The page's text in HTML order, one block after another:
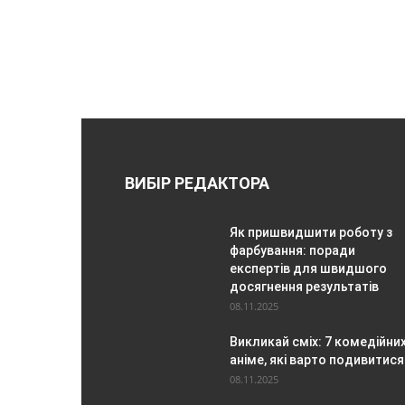
ВИБІР РЕДАКТОРА
Як пришвидшити роботу з
фарбування: поради
експертів для швидшого
досягнення результатів
08.11.2025
Викликай сміх: 7
аніме, які варто подивитися
08.11.2025